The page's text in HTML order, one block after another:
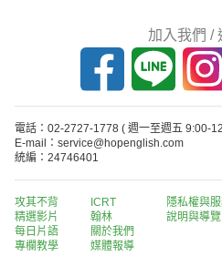
加入我們 /
電話：02-2727-1778 ( 週一至週五 9:00-
E-mail：service@hopenglish.com
統編：24746401
攻其不背
精選影片
每日片語
專欄教學
ICRT
翰林
關於我們
媒體報導
隱私權與
說明與導覽